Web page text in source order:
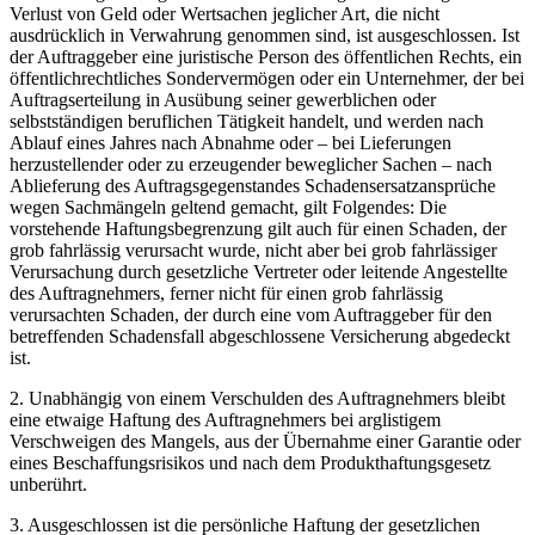
Verlust von Geld oder Wertsachen jeglicher Art, die nicht
ausdrücklich in Verwahrung genommen sind, ist ausgeschlossen. Ist
der Auftraggeber eine juristische Person des öffentlichen Rechts, ein
öffentlichrechtliches Sondervermögen oder ein Unternehmer, der bei
Auftragserteilung in Ausübung seiner gewerblichen oder
selbstständigen beruflichen Tätigkeit handelt, und werden nach
Ablauf eines Jahres nach Abnahme oder – bei Lieferungen
herzustellender oder zu erzeugender beweglicher Sachen – nach
Ablieferung des Auftragsgegenstandes Schadensersatzansprüche
wegen Sachmängeln geltend gemacht, gilt Folgendes: Die
vorstehende Haftungsbegrenzung gilt auch für einen Schaden, der
grob fahrlässig verursacht wurde, nicht aber bei grob fahrlässiger
Verursachung durch gesetzliche Vertreter oder leitende Angestellte
des Auftragnehmers, ferner nicht für einen grob fahrlässig
verursachten Schaden, der durch eine vom Auftraggeber für den
betreffenden Schadensfall abgeschlossene Versicherung abgedeckt
ist.
2. Unabhängig von einem Verschulden des Auftragnehmers bleibt
eine etwaige Haftung des Auftragnehmers bei arglistigem
Verschweigen des Mangels, aus der Übernahme einer Garantie oder
eines Beschaffungsrisikos und nach dem Produkthaftungsgesetz
unberührt.
3. Ausgeschlossen ist die persönliche Haftung der gesetzlichen